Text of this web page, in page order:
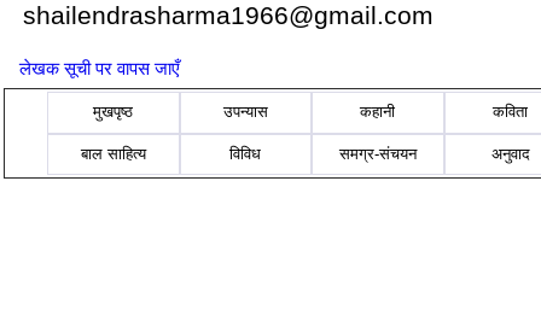
shailendrasharma1966@gmail.com
लेखक सूची पर वापस जाएँ
मुखपृष्ठ उपन्यास कहानी कविता
बाल साहित्य विविध समग्र-संचयन अनुवाद